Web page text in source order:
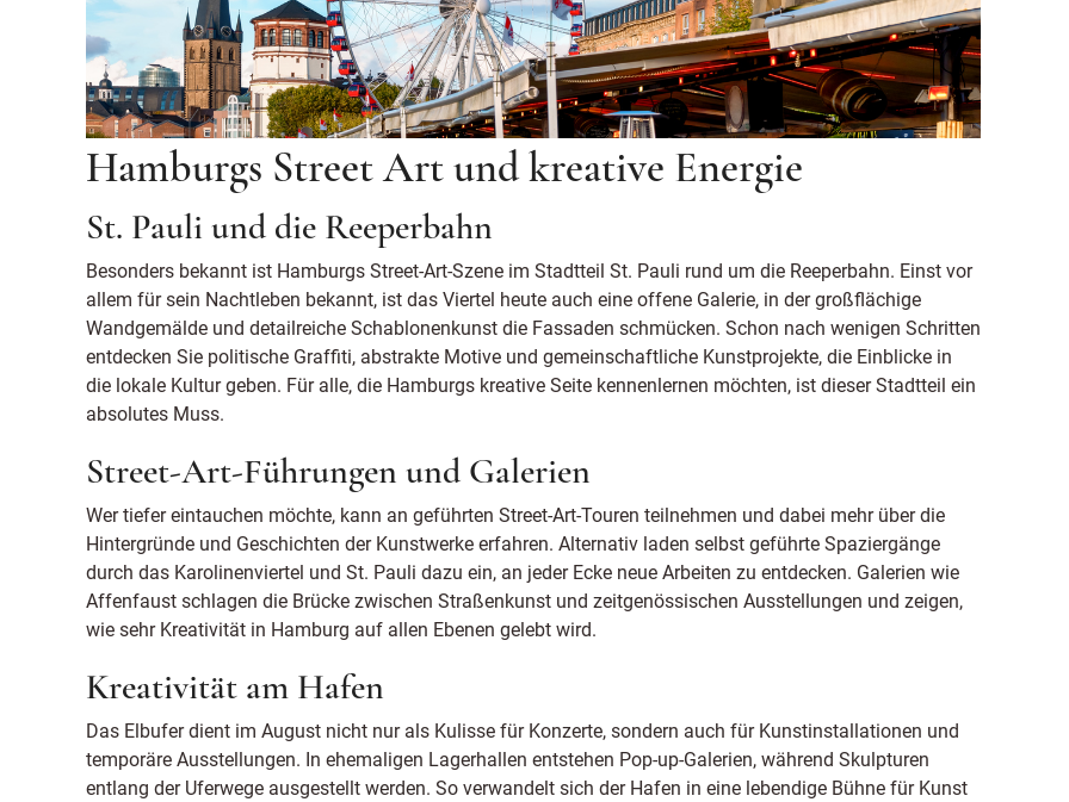
Hamburgs Street Art und kreative Energie
St. Pauli und die Reeperbahn
Besonders bekannt ist Hamburgs Street-Art-Szene im Stadtteil St. Pauli rund um die Reeperbahn. Einst vor
allem für sein Nachtleben bekannt, ist das Viertel heute auch eine offene Galerie, in der großflächige
Wandgemälde und detailreiche Schablonenkunst die Fassaden schmücken. Schon nach wenigen Schritten
entdecken Sie politische Graffiti, abstrakte Motive und gemeinschaftliche Kunstprojekte, die Einblicke in
die lokale Kultur geben. Für alle, die Hamburgs kreative Seite kennenlernen möchten, ist dieser Stadtteil ein
absolutes Muss.
Street-Art-Führungen und Galerien
Wer tiefer eintauchen möchte, kann an geführten Street-Art-Touren teilnehmen und dabei mehr über die
Hintergründe und Geschichten der Kunstwerke erfahren. Alternativ laden selbst geführte Spaziergänge
durch das Karolinenviertel und St. Pauli dazu ein, an jeder Ecke neue Arbeiten zu entdecken. Galerien wie
Affenfaust schlagen die Brücke zwischen Straßenkunst und zeitgenössischen Ausstellungen und zeigen,
wie sehr Kreativität in Hamburg auf allen Ebenen gelebt wird.
Kreativität am Hafen
Das Elbufer dient im August nicht nur als Kulisse für Konzerte, sondern auch für Kunstinstallationen und
temporäre Ausstellungen. In ehemaligen Lagerhallen entstehen Pop-up-Galerien, während Skulpturen
entlang der Uferwege ausgestellt werden. So verwandelt sich der Hafen in eine lebendige Bühne für Kunst